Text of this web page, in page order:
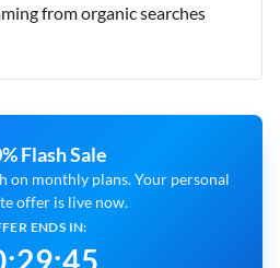
from organic searches
Flash Sale
on monthly plans. Your personal
offer is live now.
ENDS IN:
:29:44